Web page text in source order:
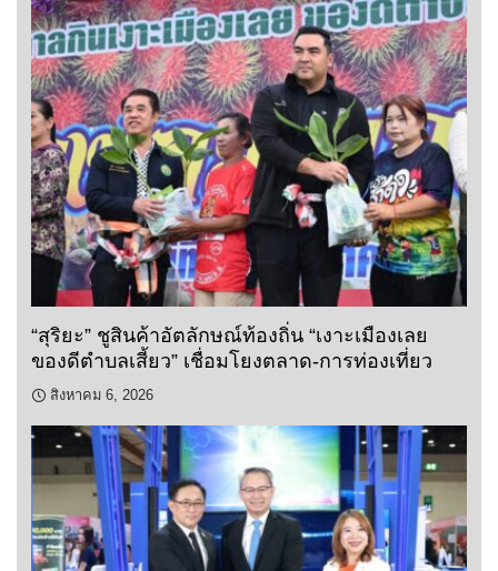
“สุริยะ” ชูสินค้าอัตลักษณ์ท้องถิ่น “เงาะเมืองเลย
ของดีตำบลเสี้ยว” เชื่อมโยงตลาด-การท่องเที่ยว
สิงหาคม 6, 2026